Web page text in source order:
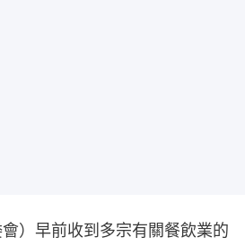
）早前收到多宗有關餐飲業的